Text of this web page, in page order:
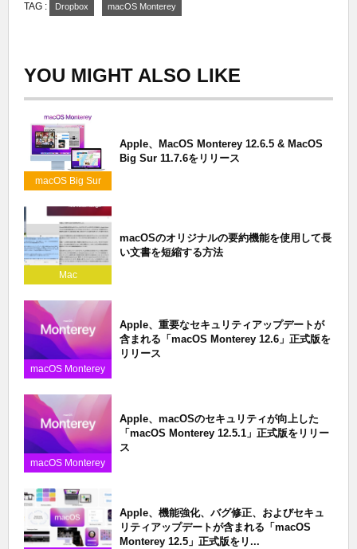
TAG : Dropbox macOS Monterey
YOU MIGHT ALSO LIKE
macOS Big Sur
Apple、MacOS Monterey 12.6.5 & MacOS
Big Sur 11.7.6をリリース
Mac
macOSのオリジナルの要約機能を使用して長
い文書を短縮する方法
macOS Monterey
Apple、重要なセキュリティアップデートが
含まれる「macOS Monterey 12.6」正式版を
リリース
macOS Monterey
Apple、macOSのセキュリティが向上した
「macOS Monterey 12.5.1」正式版をリリー
ス
Apple、機能強化、バグ修正、およびセキュ
リティアップデートが含まれる「macOS
Monterey 12.5」正式版をリ...